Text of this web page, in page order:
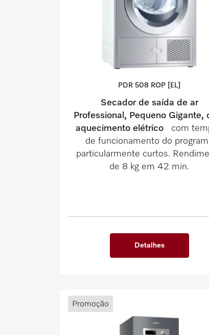
PDR 508 ROP [EL]
Secador de saída de ar
Professional, Pequeno Gigante,
aquecimento elétrico com
de funcionamento do
particularmente curtos.
de 8 kg em 42 min.
Detalhes
Promoção